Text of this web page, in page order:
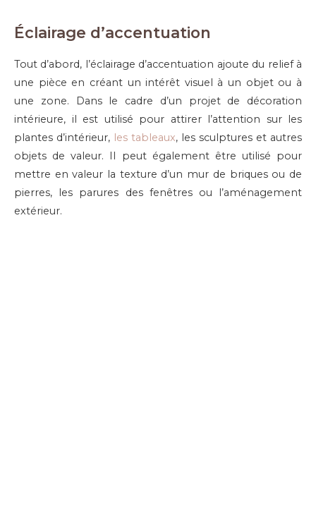
Éclairage d’accentuation
Tout d’abord, l’éclairage d’accentuation ajoute du relief à
une pièce en créant un intérêt visuel à un objet ou à
une zone. Dans le cadre d’un projet de décoration
intérieure, il est utilisé pour attirer l’attention sur les
plantes d’intérieur, les tableaux, les sculptures et autres
objets de valeur. Il peut également être utilisé pour
mettre en valeur la texture d’un mur de briques ou de
pierres, les parures des fenêtres ou l’aménagement
extérieur.